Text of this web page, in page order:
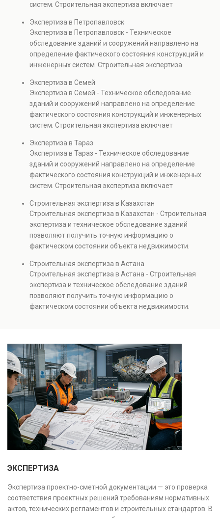
технических проверках.
систем. Строительная экспертиза включает
элементов и оценку эксплуатационной безопасности.
Услуга востребована при покупке недвижимости,
капитальном ремонте и реконструкции объектов, а
также при судебных разбирательствах и технических
проверках.
Экспертиза в Петропавловск
Экспертиза в Петропавловск - Техническое
обследование зданий и сооружений направлено на
определение фактического состояния конструкций и
инженерных систем. Строительная экспертиза
прочности элементов и оценку эксплуатационной
безопасности. Услуга востребована при покупке
недвижимости, капитальном ремонте и реконструкции
объектов, а также при судебных разбирательствах и
технических проверках.
Экспертиза в Семей
Экспертиза в Семей - Техническое обследование
зданий и сооружений направлено на определение
фактического состояния конструкций и инженерных
систем. Строительная экспертиза включает
элементов и оценку эксплуатационной безопасности.
Услуга востребована при покупке недвижимости,
капитальном ремонте и реконструкции объектов, а
также при судебных разбирательствах и технических
проверках.
Экспертиза в Тараз
Экспертиза в Тараз - Техническое обследование
зданий и сооружений направлено на определение
фактического состояния конструкций и инженерных
систем. Строительная экспертиза включает
элементов и оценку эксплуатационной безопасности.
Услуга востребована при покупке недвижимости,
капитальном ремонте и реконструкции объектов, а
также при судебных разбирательствах и технических
проверках.
Строительная экспертиза в Казахстан
Строительная экспертиза в Казахстан - Строительная
экспертиза и техническое обследование зданий
позволяют получить точную информацию о
фактическом состоянии объекта недвижимости.
инженерных систем с выявлением скрытых дефектов
и нарушений. Услуга используется для проверки
качества строительства, подготовки к реконструкции,
оценки рисков и судебных разбирательств.
Результатом является официальное техническое
Строительная экспертиза в Астана
Строительная экспертиза в Астана - Строительная
экспертиза и техническое обследование зданий
позволяют получить точную информацию о
фактическом состоянии объекта недвижимости.
качества строительства, подготовки к реконструкции,
оценки рисков и судебных разбирательств.
Результатом является официальное техническое
заключение, имеющее юридическую силу.
ЭКСПЕРТИЗА
Экспертиза проектно-сметной документации — это проверка
соответствия проектных решений требованиям нормативных
актов, технических регламентов и строительных стандартов. В